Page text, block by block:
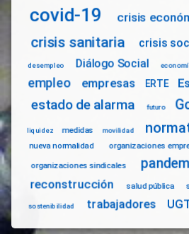
covid-19 crisis
crisis sanitaria crisis
desempleo Diálogo Social
empleo empresas ERTE
estado de alarma futuro
liquidez medidas movilidad
nueva normalidad organizaciones
organizaciones sindicales
reconstrucción salud pública
sostenibilidad trabajadores